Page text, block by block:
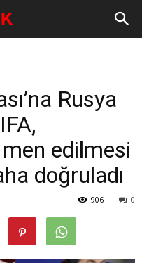
Rusya
edilmesi
doğruladı
0
906